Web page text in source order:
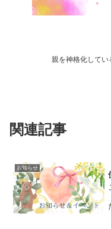
親を神格化してい
関連記事
お知らせ